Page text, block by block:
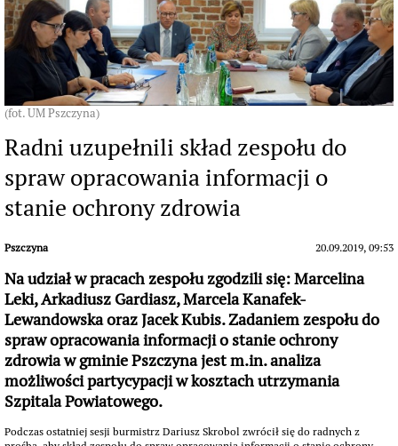
(fot. UM Pszczyna)
Radni uzupełnili skład zespołu do
spraw opracowania informacji o
stanie ochrony zdrowia
Pszczyna 20.09.2019, 09:53
Na udział w pracach zespołu zgodzili się: Marcelina
Leki, Arkadiusz Gardiasz, Marcela Kanafek-
Lewandowska oraz Jacek Kubis. Zadaniem zespołu do
spraw opracowania informacji o stanie ochrony
zdrowia w gminie Pszczyna jest m.in. analiza
możliwości partycypacji w kosztach utrzymania
Szpitala Powiatowego.
Podczas ostatniej sesji burmistrz Dariusz Skrobol zwrócił się do radnych z